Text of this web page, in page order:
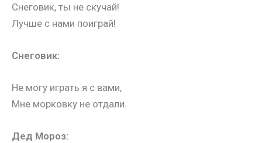
Снеговик, ты не скучай!
Лучше с нами поиграй!
Снеговик:
Не могу играть я с вами,
Мне морковку не отдали.
Дед Мороз: